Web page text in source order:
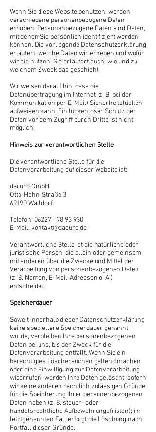
Wenn Sie diese Website benutzen, werden
verschiedene personenbezogene Daten
erhoben. Personenbezogene Daten sind Daten,
mit denen Sie persönlich identifiziert werden
können. Die vorliegende Datenschutzerklärung
erläutert, welche Daten wir erheben und wofür
wir sie nutzen. Sie erläutert auch, wie und zu
welchem Zweck das geschieht.
Wir weisen darauf hin, dass die
Datenübertragung im Internet (z. B. bei der
Kommunikation per E-Mail) Sicherheitslücken
aufweisen kann. Ein lückenloser Schutz der
Daten vor dem Zugriff durch Dritte ist nicht
möglich.
Hinweis zur verantwortlichen Stelle
Die verantwortliche Stelle für die
Datenverarbeitung auf dieser Website ist:
dacuro GmbH
Otto-Hahn-Straße 3
69190 Walldorf
Telefon: 06227 - 78 93 930
E-Mail: kontakt@dacuro.de
Verantwortliche Stelle ist die natürliche oder
juristische Person, die allein oder gemeinsam
mit anderen über die Zwecke und Mittel der
Verarbeitung von personenbezogenen Daten
(z. B. Namen, E-Mail-Adressen o. Ä.)
entscheidet.
Speicherdauer
Soweit innerhalb dieser Datenschutzerklärung
keine speziellere Speicherdauer genannt
wurde, verbleiben Ihre personenbezogenen
Daten bei uns, bis der Zweck für die
Datenverarbeitung entfällt. Wenn Sie ein
berechtigtes Löschersuchen geltend machen
oder eine Einwilligung zur Datenverarbeitung
widerrufen, werden Ihre Daten gelöscht, sofern
wir keine anderen rechtlich zulässigen Gründe
für die Speicherung Ihrer personenbezogenen
Daten haben (z. B. steuer- oder
handelsrechtliche Aufbewahrungsfristen); im
letztgenannten Fall erfolgt die Löschung nach
Fortfall dieser Gründe.